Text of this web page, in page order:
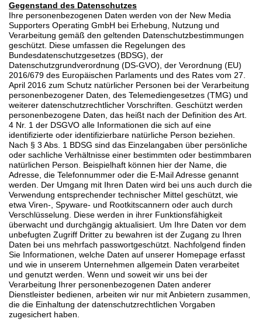
Gegenstand des Datenschutzes
Ihre personenbezogenen Daten werden von der New Media
Supporters Operating GmbH bei Erhebung, Nutzung und
Verarbeitung gemäß den geltenden Datenschutzbestimmungen
geschützt. Diese umfassen die Regelungen des
Bundesdatenschutzgesetzes (BDSG), der
Datenschutzgrundverordnung (DS-GVO), der Verordnung (EU)
2016/679 des Europäischen Parlaments und des Rates vom 27.
April 2016 zum Schutz natürlicher Personen bei der Verarbeitung
personenbezogener Daten, des Telemediengesetzes (TMG) und
weiterer datenschutzrechtlicher Vorschriften. Geschützt werden
personenbezogene Daten, das heißt nach der Definition des Art.
4 Nr. 1 der DSGVO alle Informationen die sich auf eine
identifizierte oder identifizierbare natürliche Person beziehen.
Nach § 3 Abs. 1 BDSG sind das Einzelangaben über persönliche
oder sachliche Verhältnisse einer bestimmten oder bestimmbaren
natürlichen Person. Beispielhaft können hier der Name, die
Adresse, die Telefonnummer oder die E-Mail Adresse genannt
werden. Der Umgang mit Ihren Daten wird bei uns auch durch die
Verwendung entsprechender technischer Mittel geschützt, wie
etwa Viren-, Spyware- und Rootkitscannern oder auch durch
Verschlüsselung. Diese werden in ihrer Funktionsfähigkeit
überwacht und durchgängig aktualisiert. Um Ihre Daten vor dem
unbefugten Zugriff Dritter zu bewahren ist der Zugang zu Ihren
Daten bei uns mehrfach passwortgeschützt. Nachfolgend finden
Sie Informationen, welche Daten auf unserer Homepage erfasst
und wie in unserem Unternehmen allgemein Daten verarbeitet
und genutzt werden. Wenn und soweit wir uns bei der
Verarbeitung Ihrer personenbezogenen Daten anderer
Dienstleister bedienen, arbeiten wir nur mit Anbietern zusammen,
die die Einhaltung der datenschutzrechtlichen Vorgaben
zugesichert haben.